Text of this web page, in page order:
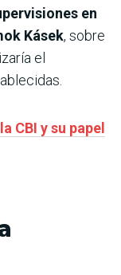
en
Kásek, sobre
el
CBI y su papel